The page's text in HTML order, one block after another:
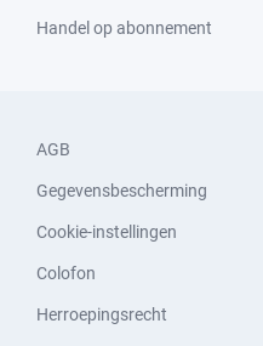
Handel op abonnement
AGB
Gegevensbescherming
Cookie-instellingen
Colofon
Herroepingsrecht